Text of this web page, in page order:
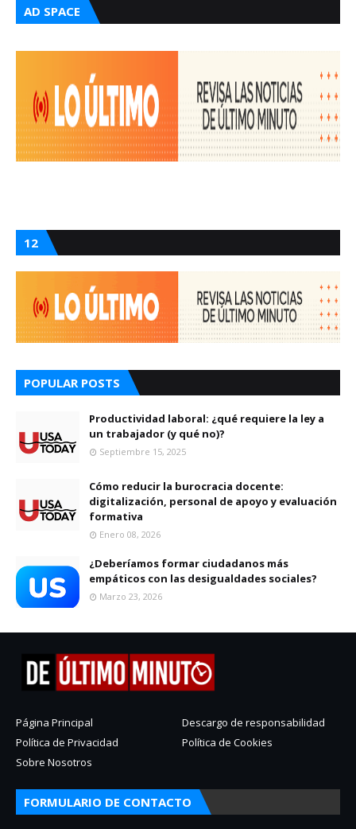
AD SPACE
12
POPULAR POSTS
Productividad laboral: ¿qué requiere la ley a
un trabajador (y qué no)?
Septiembre 15, 2025
Cómo reducir la burocracia docente:
digitalización, personal de apoyo y evaluación
formativa
Enero 08, 2026
¿Deberíamos formar ciudadanos más
empáticos con las desigualdades sociales?
Marzo 23, 2026
Página Principal
Descargo de responsabilidad
Política de Privacidad
Política de Cookies
Sobre Nosotros
FORMULARIO DE CONTACTO